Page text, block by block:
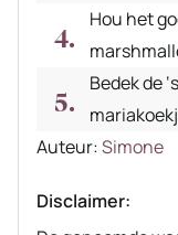
Hou het
Bedek de
Auteur
Auteur:Simone
Disclaimer: